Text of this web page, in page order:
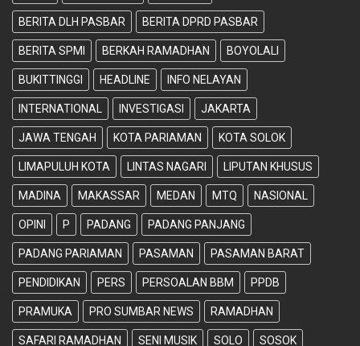
BERITA DLH PASBAR BERITA DPRD PASBAR
BERITA SPMI BERKAH RAMADHAN BOYOLALI
BUKITTINGGI HEADLINE INFO NELAYAN
INTERNATIONAL INVESTIGASI JAKARTA
JAWA TENGAH KOTA PARIAMAN KOTA SOLOK
LIMAPULUH KOTA LINTAS NAGARI LIPUTAN KHUSUS
MADINA MAKASSAR MEDAN MTQ NASIONAL
OPINI P PADANG PADANG PANJANG
PADANG PARIAMAN PASAMAN PASAMAN BARAT
PENDIDIKAN PERS PERSOALAN BBM PPDB
PRAMUKA PRO SUMBAR NEWS RAMADHAN
SAFARI RAMADHAN SENI MUSIK SOLO SOSOK